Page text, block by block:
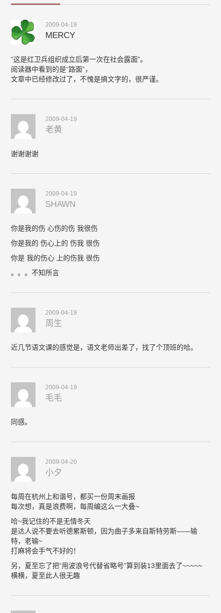
2009-04-19
MERCY
“这是红卫兵组织成立后第一次在社会露面”。
阅读器中看到的是“路面”，
文章中已经修改过了，不愧是搞文字的，很严谨。
2009-04-19
老黄
谢谢谢谢
2009-04-19
SHAWN
你是我的伤 心伤的伤 我很伤
你是我的 伤心上的 伤我 很伤
你是 我的伤心 上的伤我 很伤
。。。不知所言
2009-04-19
周生
近几节语文课的感觉是，语文老师出差了，找了个顶班的哈。
2009-04-19
毛毛
同感。
2009-04-20
小夕
每周在杭州上和谐号，都买一份周末画报
每次想，真是浪费啊，每周编这么一大叠~
哈~我记住的不是无情冬天
是达人说不要去听德累斯顿，因为曲子多来自斯特劳斯——输
特，老输~
打麻将会手气不好的！
另，夏至忘了把“用波浪号代替省略号”算到装13里面去了~~~~~
横横，夏至此人很无趣